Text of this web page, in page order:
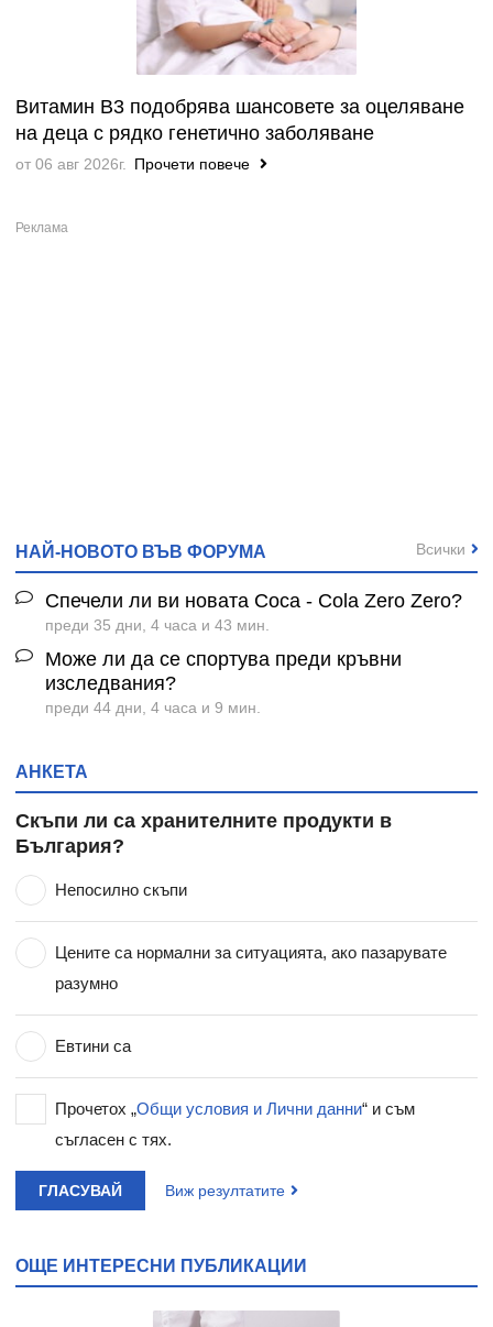
Витамин B3 подобрява шансовете за оцеляване
на деца с рядко генетично заболяване
от 06 авг 2026г. Прочети повече
НАЙ-НОВОТО ВЪВ ФОРУМА
Спечели ли ви новата Coca - Cola Zero Zero?
преди 35 дни, 4 часа и 43 мин.
Може ли да се спортува преди кръвни
изследвания?
преди 44 дни, 4 часа и 9 мин.
Всички
АНКЕТА
Скъпи ли са хранителните продукти в
България?
Непосилно скъпи
Цените са нормални за ситуацията, ако пазарувате
разумно
Евтини са
Прочетох „Общи условия и Лични данни“ и съм
съгласен с тях.
ГЛАСУВАЙ Виж резултатите
ОЩЕ ИНТЕРЕСНИ ПУБЛИКАЦИИ